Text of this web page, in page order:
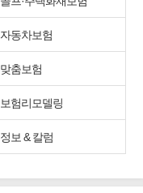
자동차보험
맞춤보험
보험리모델링
정보 & 칼럼